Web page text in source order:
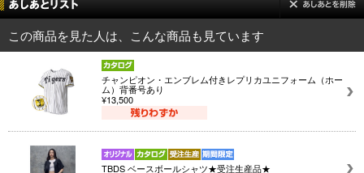
この商品を見た人は、こんな商品も見ています
チャンピオン・エンブレム付きレプリカユニフォーム（ホー
ム）背番号あり
¥13,500
TBDS ベースボールシャツ★受注生産品★